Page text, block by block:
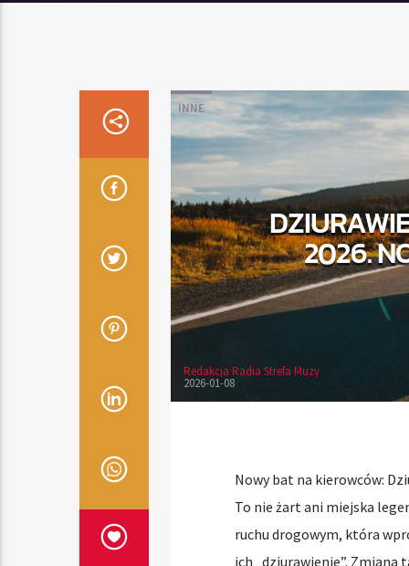
INNE
2026.
Redakcja Radia Strefa Muzy
2026-01-08
Nowy bat na kierowców:
To nie żart ani miejska
ruchu drogowym, która
ich „dziurawienie”.